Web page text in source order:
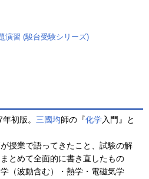
演習 (駿台受験シリーズ)
初版。 三國均師の『化学入門』と
授業で語ってきたこと、試験の解
とめて全面的に書き直したもの
（波動含む）・熱学・電磁気学